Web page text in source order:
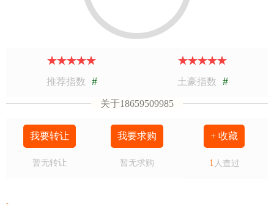
推荐指数 # 土豪指数 #
关于18659509985
我要转让
暂无转让
我要求购
暂无求购
+ 收藏
1 人查过